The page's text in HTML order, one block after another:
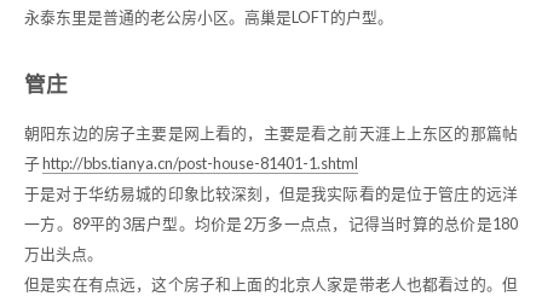
永泰东里是普通的老公房小区。高巢是LOFT的户型。
管庄
朝阳东边的房子主要是网上看的，主要是看之前天涯上上东区的那篇帖
子http://bbs.tianya.cn/post-house-81401-1.shtml
于是对于华纺易城的印象比较深刻，但是我实际看的是位于管庄的远洋
一方。89平的3居户型。均价是2万多一点点，记得当时算的总价是180
万出头点。
但是实在有点远，这个房子和上面的北京人家是带老人也都看过的。但